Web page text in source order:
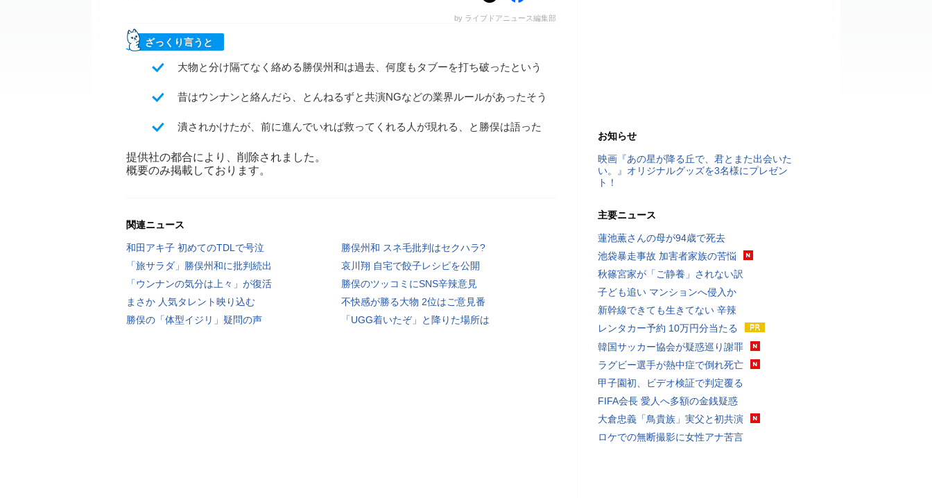
by ライブドアニュース編集部
ざっくり言うと
大物と分け隔てなく絡める勝俣州和は過去、何度もタブーを打ち破ったという
昔はウンナンと絡んだら、とんねるずと共演NGなどの業界ルールがあったそう
潰されかけたが、前に進んでいれば救ってくれる人が現れる、と勝俣は語った
提供社の都合により、削除されました。
概要のみ掲載しております。
関連ニュース
和田アキ子 初めてのTDLで号泣
勝俣州和 スネ毛批判はセクハラ?
「旅サラダ」勝俣州和に批判続出
哀川翔 自宅で餃子レシピを公開
「ウンナンの気分は上々」が復活
勝俣のツッコミにSNS辛辣意見
まさか 人気タレント映り込む
不快感が勝る大物 2位はご意見番
勝俣の「体型イジリ」疑問の声
「UGG着いたぞ」と降りた場所は
お知らせ
映画『あの星が降る丘で、君とまた出会いた
い。』オリジナルグッズを3名様にプレゼン
ト！
主要ニュース
蓮池薫さんの母が94歳で死去
池袋暴走事故 加害者家族の苦悩
秋篠宮家が「ご静養」されない訳
子ども追い マンションへ侵入か
新幹線できても生きてない 辛辣
レンタカー予約 10万円分当たる
韓国サッカー協会が疑惑巡り謝罪
ラグビー選手が熱中症で倒れ死亡
甲子園初、ビデオ検証で判定覆る
FIFA会長 愛人へ多額の金銭疑惑
大倉忠義「鳥貴族」実父と初共演
ロケでの無断撮影に女性アナ苦言